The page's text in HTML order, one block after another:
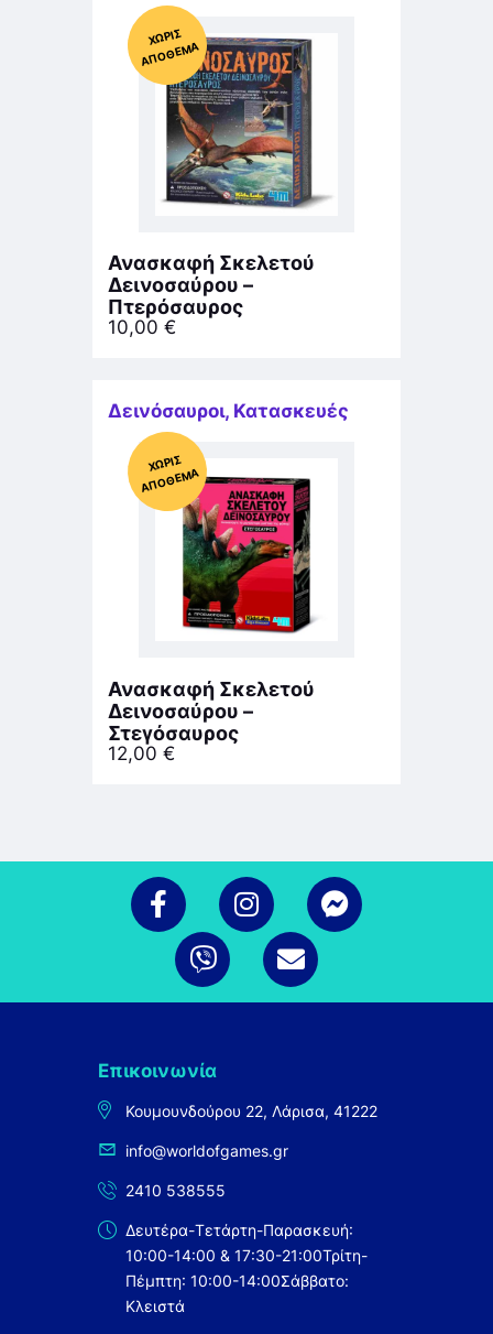
Χ
ΩΡΊΣ
Α
Π
Ό
ΘΕ
ΜΑ
Ανασκαφή Σκελετού
Δεινοσαύρου –
Πτερόσαυρος
10,00 €
Δεινόσαυροι, Κατασκευές
Χ
ΩΡΊΣ
Α
Π
Ό
ΘΕ
ΜΑ
Ανασκαφή Σκελετού
Δεινοσαύρου –
Στεγόσαυρος
12,00 €
Επικοινωνία
Κουμουνδούρου 22, Λάρισα, 41222
info@worldofgames.gr
2410 538555
Δευτέρα-Τετάρτη-Παρασκευή:
10:00-14:00 & 17:30-21:00Τρίτη-
Πέμπτη: 10:00-14:00Σάββατο:
Κλειστά